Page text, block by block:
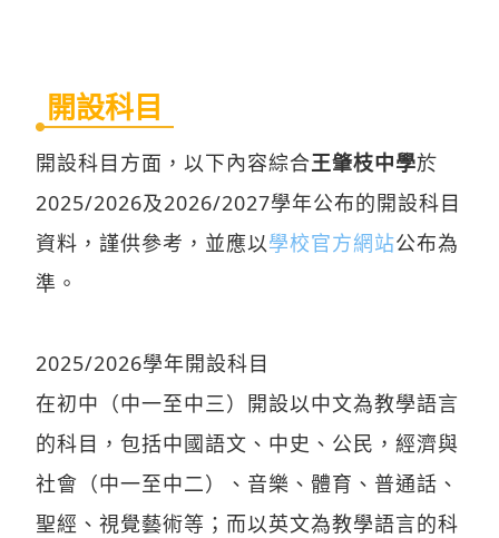
開設科目
開設科目方面，以下內容綜合王肇枝中學於
2025/2026及2026/2027學年公布的開設科目
資料，謹供參考，並應以學校官方網站公布為
準。
2025/2026學年開設科目
在初中（中一至中三）開設以中文為教學語言
的科目，包括中國語文、中史、公民，經濟與
社會（中一至中二）、音樂、體育、普通話、
聖經、視覺藝術等；而以英文為教學語言的科